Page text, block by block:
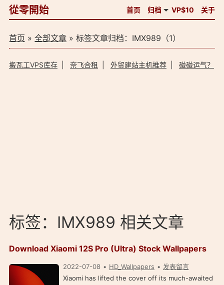
從零開始 首页 归档 VP$10 关于
首页 » 全部文章» 标签文章归档：IMX989（1）
搬瓦工VPS库存| 奈飞合租 外贸建站主机推荐| 碰碰运气？
标签：IMX989 相关文章
Download Xiaomi 12S Pro (Ultra) Stock Wallpapers
2022-07-08 HD_Wallpapers
发表留言
Xiaomi has lifted the cover off its much-awaited